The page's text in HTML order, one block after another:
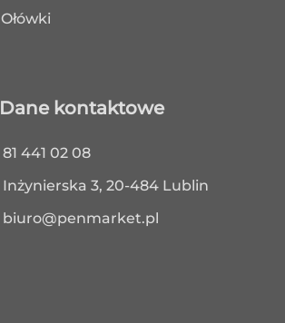
Ołówki
Dane kontaktowe
81 441 02 08
Inżynierska 3, 20-484 Lublin
biuro@penmarket.pl